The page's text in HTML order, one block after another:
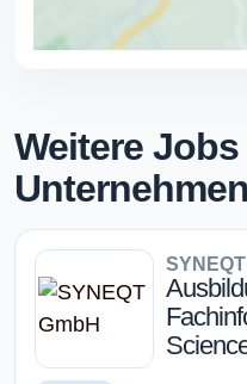
Weitere